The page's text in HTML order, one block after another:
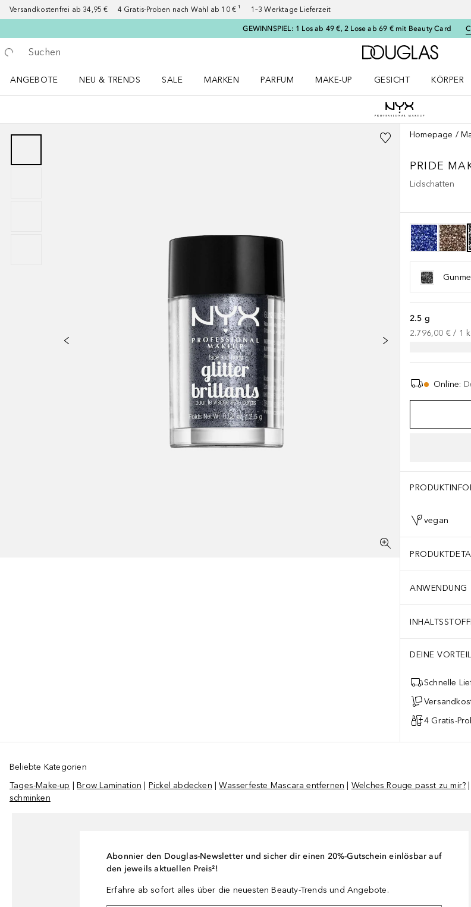
Versandkostenfrei ab 34,95 € 4 Gratis-Proben nach Wahl ab 10 € ¹ 1–3 Werktage Lieferzeit
GEWINNSPIEL: 1 Los ab 49 €, 2 Lose ab 69 € mit Beauty Card
Gehe zurück
Suche ausführen
Zur
ANGEBOTE
NEU & TRENDS
SALE
MARKEN
PARFUM
MAKE-UP
GESICHT
KÖRPER
Homepage
PRIDE
Lidschatten
2.5 g
2.796,00 € / 1
Online:
vegan
ANWENDUNG
DEINE
Schnelle
4 Gratis-
Beliebte Kategorien
Tages-Make-up |Brow Lamination Pickel abdecken |Wasserfeste Mascara entfernen Welches Rouge passt zu mir?
schminken
Abonnier den Douglas-Newsletter und sicher dir einen 20%-Gutschein einlösbar auf
den jeweils aktuellen Preis²!
Erfahre ab sofort alles über die neuesten Beauty-Trends und Angebote.